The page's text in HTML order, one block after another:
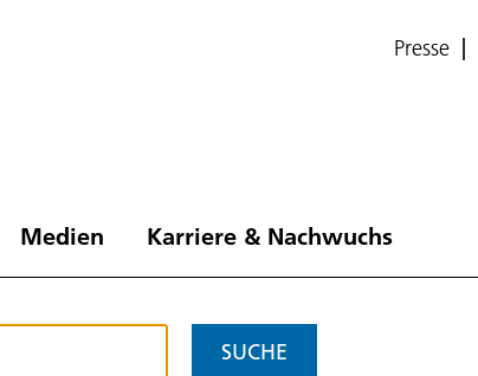
Presse
Medien Karriere & Nachwuchs
SUCHE